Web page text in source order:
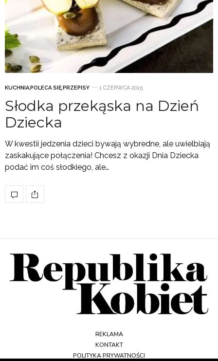
KUCHNIA,POLECA SIĘ,PRZEPISY 1 CZERWCA 2015
Słodka przekąska na Dzień
Dziecka
W kwestii jedzenia dzieci bywają wybredne, ale uwielbiają
zaskakujące połączenia! Chcesz z okazji Dnia Dziecka
podać im coś słodkiego, ale…
REKLAMA
KONTAKT
POLITYKA PRYWATNOŚCI